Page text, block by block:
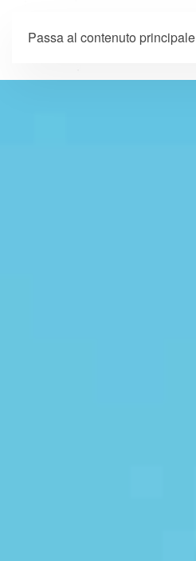
Passa al contenuto principale